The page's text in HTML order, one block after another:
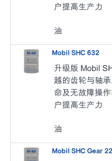
户提高生产力
油
Mobil SHC 632
升级版 Mobil
越的齿轮与轴
命及无故障操
户提高生产力
油
Mobil SHC Gear